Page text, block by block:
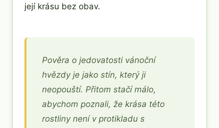
její krásu bez obav.
Pověra o jedovatosti vánoční
hvězdy je jako stín, který ji
neopouští. Přitom stačí málo,
abychom poznali, že krása této
rostliny není v protikladu s